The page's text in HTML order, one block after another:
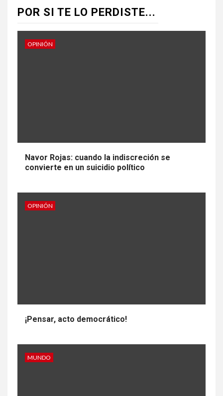
POR SI TE LO PERDISTE...
OPINIÓN
Navor Rojas: cuando la indiscreción se
convierte en un suicidio político
OPINIÓN
¡Pensar, acto democrático!
MUNDO